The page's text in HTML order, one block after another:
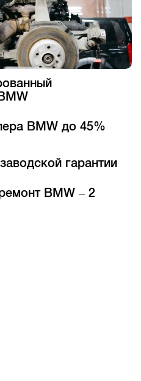
BMW до 45%
гарантии
BMW – 2